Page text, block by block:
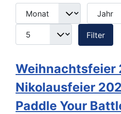
Filter
Monat Jahr
Filter
Weihnachtsfeier
Nikolausfeier
Paddle Your